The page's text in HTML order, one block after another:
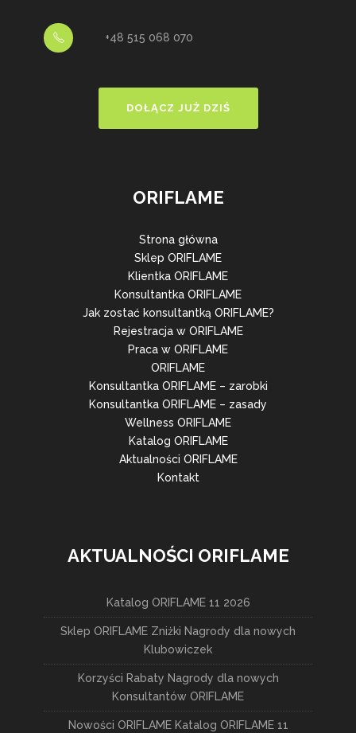
+48 515 068 070
DOŁĄCZ JUŻ DZIŚ
ORIFLAME
Strona główna
Sklep ORIFLAME
Klientka ORIFLAME
Konsultantka ORIFLAME
Jak zostać konsultantką ORIFLAME?
Rejestracja w ORIFLAME
Praca w ORIFLAME
ORIFLAME
Konsultantka ORIFLAME – zarobki
Konsultantka ORIFLAME – zasady
Wellness ORIFLAME
Katalog ORIFLAME
Aktualności ORIFLAME
Kontakt
AKTUALNOŚCI ORIFLAME
Katalog ORIFLAME 11 2026
Sklep ORIFLAME Zniżki Nagrody dla nowych
Klubowiczek
Korzyści Rabaty Nagrody dla nowych
Konsultantów ORIFLAME
Nowości ORIFLAME Katalog ORIFLAME 11